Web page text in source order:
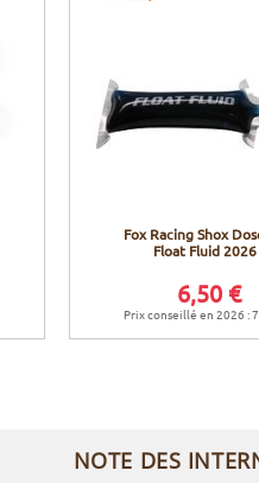
Fox Racing Shox
Float Fluid 2026
6,50 €
Prix conseillé en 2026 :
NOTE DES